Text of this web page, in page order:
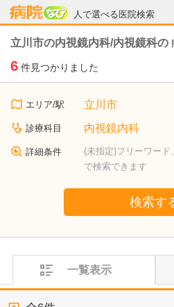
人で選べる医院検索
病院なび
立川市の内視鏡内科/内視鏡科の
6 件見つかりました
エリア/駅 立川市
診療科目 内視鏡内科
詳細条件
(未指定)フリーワー
で検索できます
検索す
一覧表示